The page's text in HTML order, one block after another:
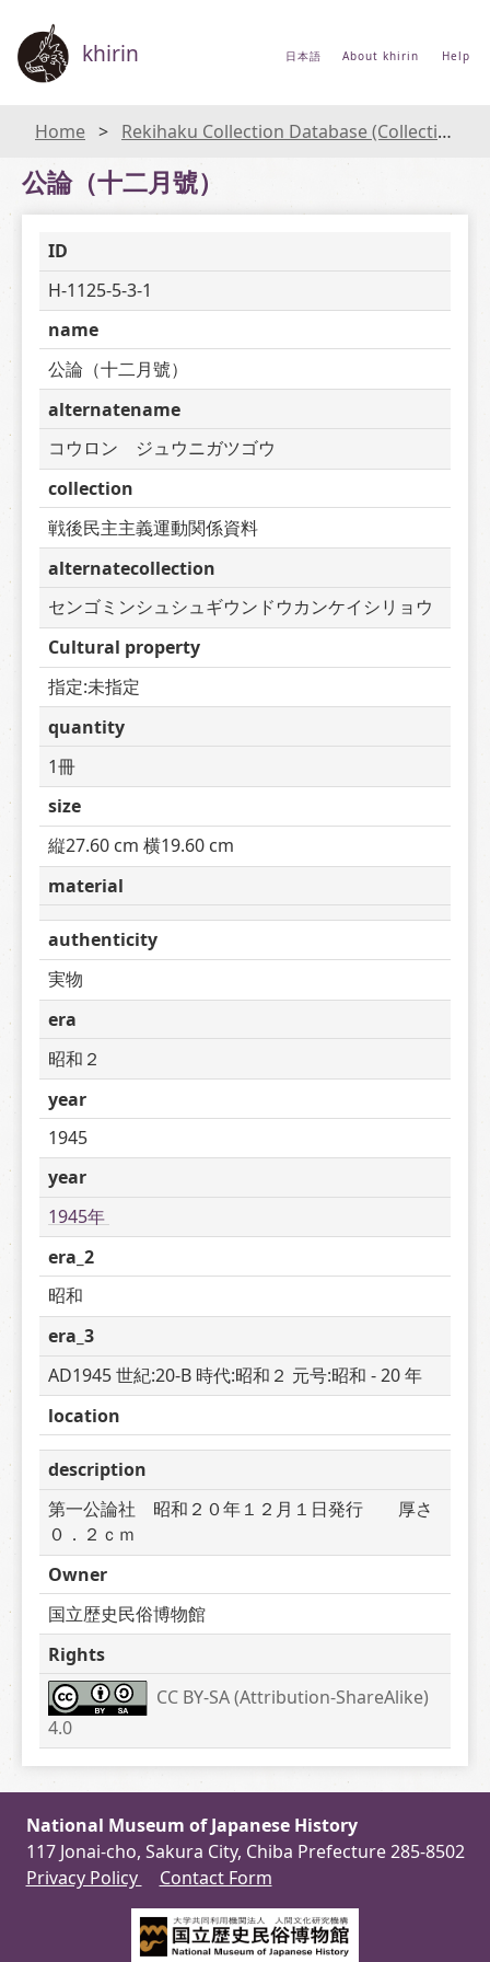
khirin 日本語 About khirin Help
Home Rekihaku Collection Database (Collections Database of the National Museum of Japanese History)
公論（十二月號）
ID
H-1125-5-3-1
name
公論（十二月號）
alternatename
コウロン　ジュウニガツゴウ
collection
戦後民主主義運動関係資料
alternatecollection
センゴミンシュシュギウンドウカンケイシリョウ
Cultural property
指定:未指定
quantity
1冊
size
縦27.60 cm 横19.60 cm
material
authenticity
実物
era
昭和２
year
1945
year
1945年
era_2
昭和
era_3
AD1945 世紀:20-B 時代:昭和２ 元号:昭和 - 20 年
location
description
第一公論社　昭和２０年１２月１日発行　　厚さ
０．２ｃｍ
Owner
国立歴史民俗博物館
Rights
CC BY-SA (Attribution-ShareAlike)
4.0
National Museum of Japanese History
117 Jonai-cho, Sakura City, Chiba Prefecture 285-8502
Privacy Policy
Contact Form